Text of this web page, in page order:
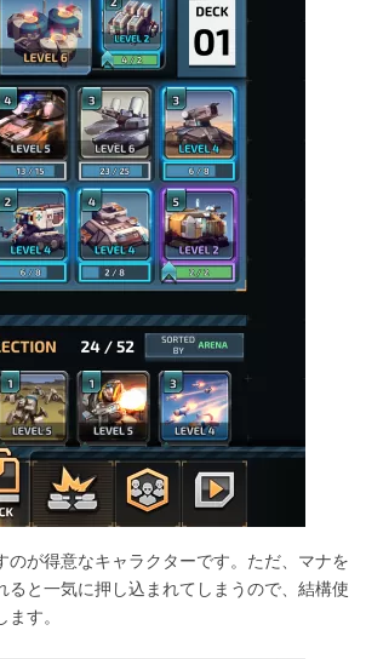
のが得意なキャラクターです。ただ、マナを
ると一気に押し込まれてしまうので、結構使
す。